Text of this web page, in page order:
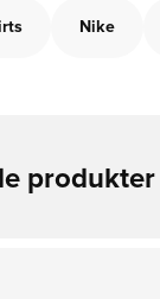
Nike
produkter